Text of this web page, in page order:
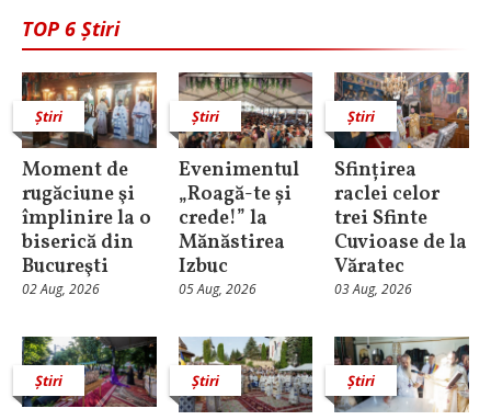
TOP 6 Știri
Știri
Moment de
rugăciune şi
împlinire la o
biserică din
Bucureşti
02 Aug, 2026
Știri
Evenimentul
„Roagă-te și
crede!” la
Mănăstirea
Izbuc
05 Aug, 2026
Știri
Sfințirea
raclei celor
trei Sfinte
Cuvioase de la
Văratec
03 Aug, 2026
Știri Știri Știri